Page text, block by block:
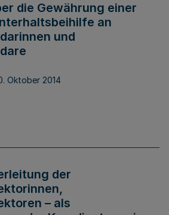
die Gewährung einer
an
und
Oktober 2014
der
– als